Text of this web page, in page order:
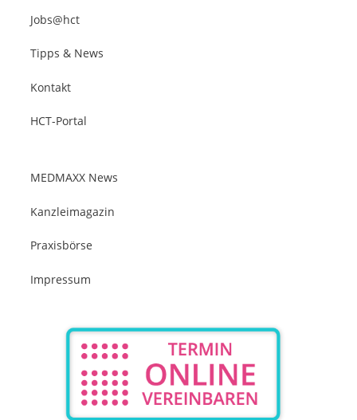
Jobs@hct
Tipps & News
Kontakt
HCT-Portal
MEDMAXX News
Kanzleimagazin
Praxisbörse
Impressum